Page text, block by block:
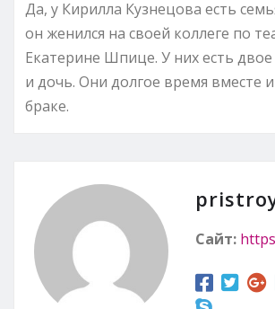
Да, у Кирилла Кузнецова есть
он женился на своей коллеге по
Екатерине Шпице. У них есть
и дочь. Они долгое время вместе
браке.
Сайт: